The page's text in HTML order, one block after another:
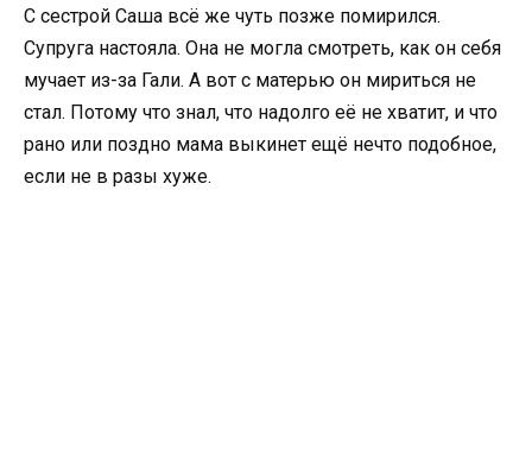
С сестрой Саша всё же чуть позже помирился.
Супруга настояла. Она не могла смотреть, как он себя
мучает из-за Гали. А вот с матерью он мириться не
стал. Потому что знал, что надолго её не хватит, и что
рано или поздно мама выкинет ещё нечто подобное,
если не в разы хуже.